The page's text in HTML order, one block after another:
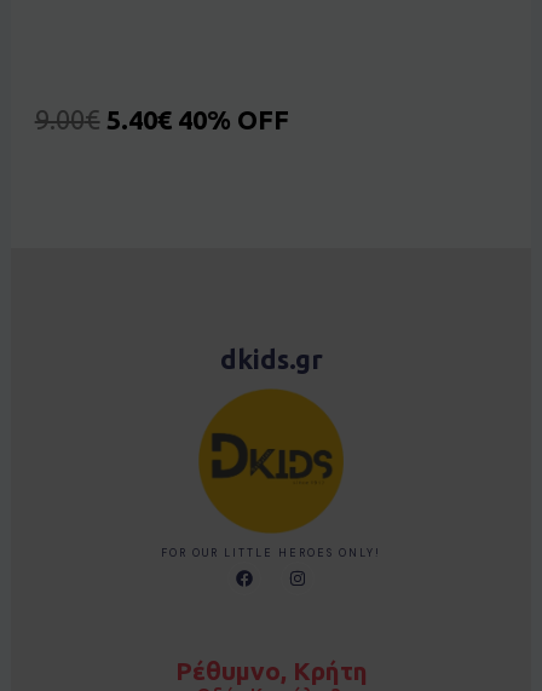
9.00€ 5.40€ 40% OFF
dkids.gr
FOR OUR LITTLE HEROES ONLY!
F
a
o
I
n
r
Ρέθυμνο, Κρήτη